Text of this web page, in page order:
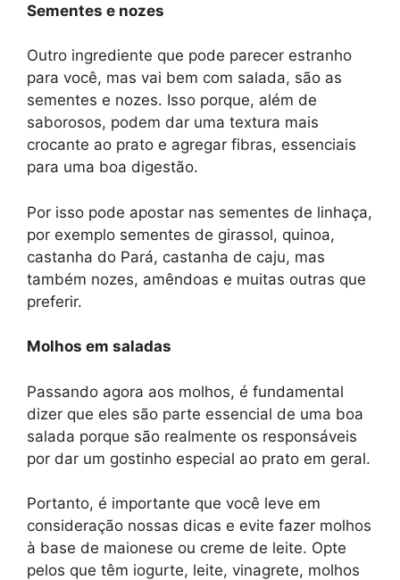
Sementes e nozes
Outro ingrediente que pode parecer estranho
para você, mas vai bem com salada, são as
sementes e nozes. Isso porque, além de
saborosos, podem dar uma textura mais
crocante ao prato e agregar fibras, essenciais
para uma boa digestão.
Por isso pode apostar nas sementes de linhaça,
por exemplo sementes de girassol, quinoa,
castanha do Pará, castanha de caju, mas
também nozes, amêndoas e muitas outras que
preferir.
Molhos em saladas
Passando agora aos molhos, é fundamental
dizer que eles são parte essencial de uma boa
salada porque são realmente os responsáveis ​​
por dar um gostinho especial ao prato em geral.
Portanto, é importante que você leve em
consideração nossas dicas e evite fazer molhos
à base de maionese ou creme de leite. Opte
pelos que têm iogurte, leite, vinagrete, molhos